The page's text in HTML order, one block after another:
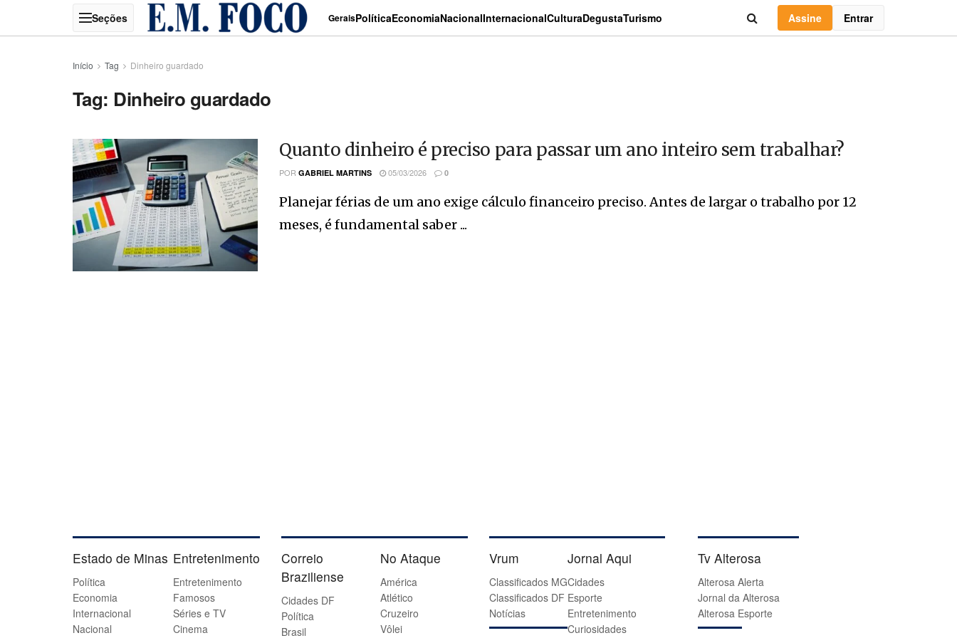
GeraisPolíticaEconomiaNacionalInternacionalCulturaDegustaTurismo Assine Entrar
Início Tag Dinheiro guardado
Tag: Dinheiro guardado
Quanto dinheiro é preciso para passar um ano inteiro sem trabalhar?
POR GABRIEL MARTINS 05/03/2026 0
Planejar férias de um ano exige cálculo financeiro preciso. Antes de largar o trabalho por 12
meses, é fundamental saber ...
Estado de Minas
Política
Economia
Internacional
Nacional
Entretenimento
Entretenimento
Famosos
Séries e TV
Cinema
Correio
Braziliense
Cidades DF
Política
Brasil
No Ataque
América
Atlético
Cruzeiro
Vôlei
Vrum
Classificados MG
Classificados DF
Notícias
Jornal Aqui
Cidades
Esporte
Entretenimento
Curiosidades
Tv Alterosa
Alterosa Alerta
Jornal da Alterosa
Alterosa Esporte